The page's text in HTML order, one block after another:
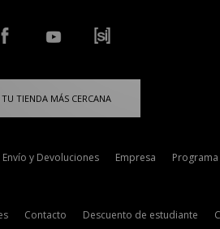
TIENDA MÁS CERCANA
Envío y Devoluciones Empresa
Contacto Descuento de estudiante